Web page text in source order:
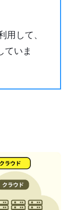
して、
ていま